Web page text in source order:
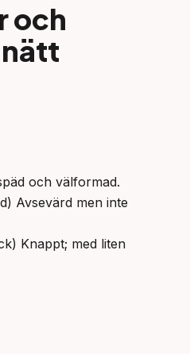
och
nätt
och välformad.
Avsevärd men inte
Knappt; med liten